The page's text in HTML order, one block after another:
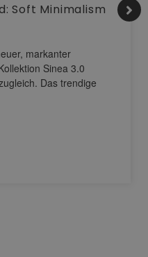
Soft Minimalism
markanter
Sinea 3.0
Das trendige